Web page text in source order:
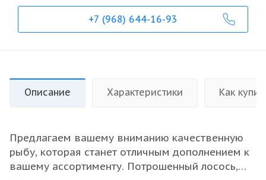
+7 (968) 644-16-93
Описание Характеристики Как
Предлагаем вашему вниманию качественную
рыбу, которая станет отличным дополнением к
вашему ассортименту. Потрошенный лосось,